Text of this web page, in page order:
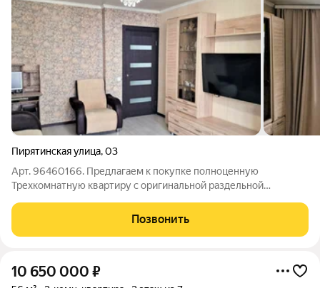
Пирятинская улица,03
Арт. 96460166. Предлагаем к покупке полноценную
Трехкомнатную квартиру с оригинальной раздельной
собственника в уютном, спальном районе Абакана. Документы
проверены и готовы к сделке, без
Позвонить
10 650 000 ₽